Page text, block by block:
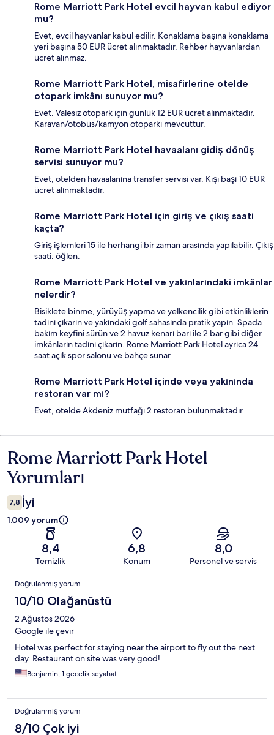
Rome Marriott Park Hotel evcil hayvan kabul ediyor
mu?
Evet, evcil hayvanlar kabul edilir. Konaklama başına konaklama
yeri başına 50 EUR ücret alınmaktadır. Rehber hayvanlardan
ücret alınmaz.
Rome Marriott Park Hotel, misafirlerine otelde
otopark imkânı sunuyor mu?
Evet. Valesiz otopark için günlük 12 EUR ücret alınmaktadır.
Karavan/otobüs/kamyon otoparkı mevcuttur.
Rome Marriott Park Hotel havaalanı gidiş dönüş
servisi sunuyor mu?
Evet, otelden havaalanına transfer servisi var. Kişi başı 10 EUR
ücret alınmaktadır.
Rome Marriott Park Hotel için giriş ve çıkış saati
kaçta?
Giriş işlemleri 15 ile herhangi bir zaman arasında yapılabilir. Çıkış
saati: öğlen.
Rome Marriott Park Hotel ve yakınlarındaki imkânlar
nelerdir?
Bisiklete binme, yürüyüş yapma ve yelkencilik gibi etkinliklerin
tadını çıkarın ve yakındaki golf sahasında pratik yapın. Spada
bakım keyfini sürün ve 2 havuz kenarı barı ile 2 bar gibi diğer
imkânların tadını çıkarın. Rome Marriott Park Hotel ayrıca 24
saat açık spor salonu ve bahçe sunar.
Rome Marriott Park Hotel içinde veya yakınında
restoran var mı?
Evet, otelde Akdeniz mutfağı 2 restoran bulunmaktadır.
Yorumlar
Rome Marriott Park Hotel
Yorumları
7,8 İyi
1.009 yorum
8,4
Temizlik
6,8
Konum
8,0
Personel ve servis
Yorumlar
Doğrulanmış yorum
10/10 Olağanüstü
2 Ağustos 2026
Google ile çevir
Hotel was perfect for staying near the airport to fly out the next
day. Restaurant on site was very good!
Benjamin, 1 gecelik seyahat
Doğrulanmış yorum
8/10 Çok iyi